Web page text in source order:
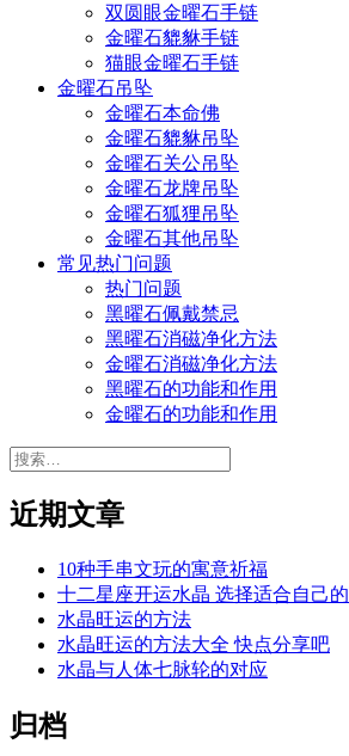
双圆眼金曜石手链
金曜石貔貅手链
猫眼金曜石手链
金曜石吊坠
金曜石本命佛
金曜石貔貅吊坠
金曜石关公吊坠
金曜石龙牌吊坠
金曜石狐狸吊坠
金曜石其他吊坠
常见热门问题
热门问题
黑曜石佩戴禁忌
黑曜石消磁净化方法
金曜石消磁净化方法
黑曜石的功能和作用
金曜石的功能和作用
搜
近期文章
10种手串文玩的寓意祈福
十二星座开运水晶 选择适合自己
水晶旺运的方法
水晶旺运的方法大全 快点分享吧
水晶与人体七脉轮的对应
归档